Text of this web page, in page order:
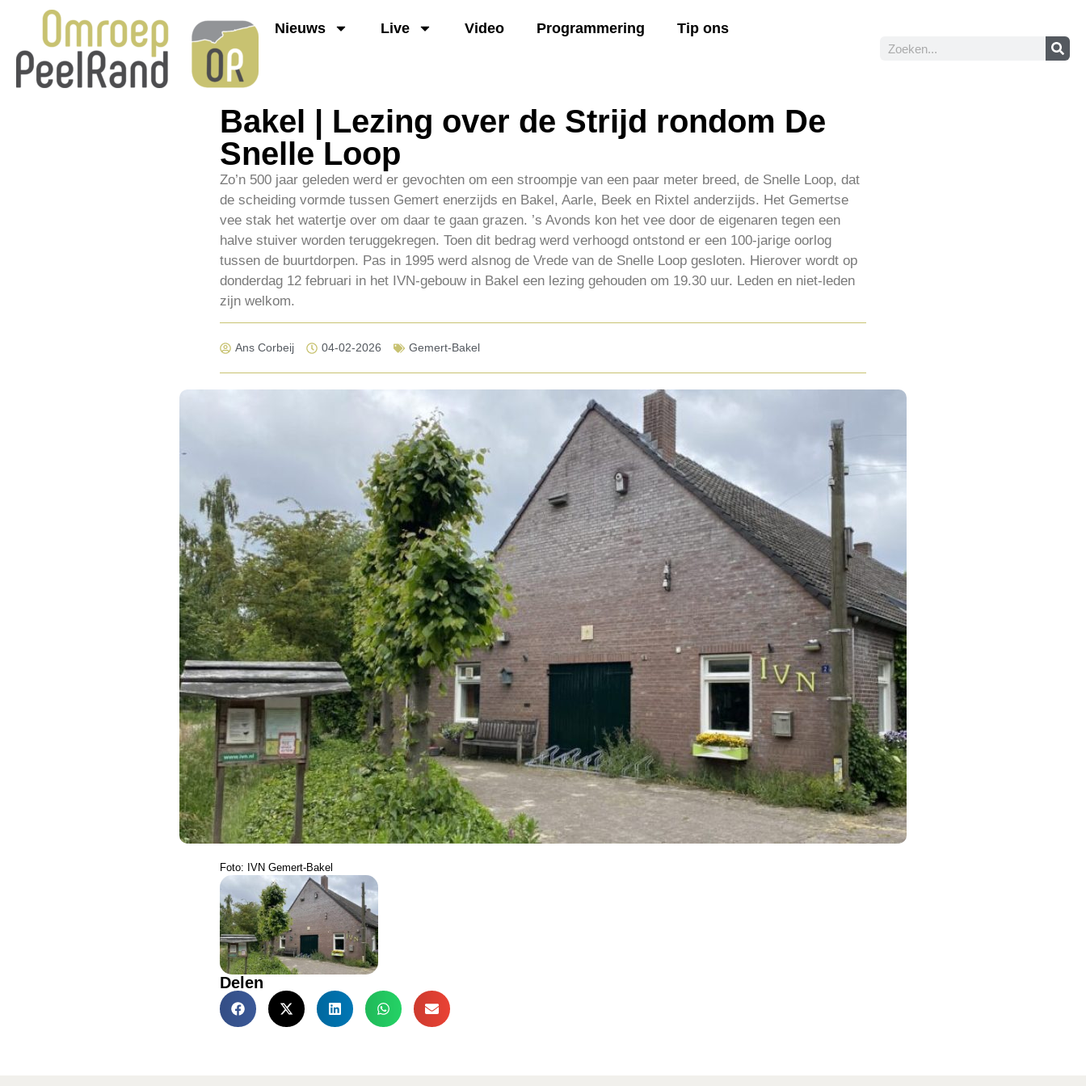
Nieuws Live Video Programmering Tip ons
Bakel | Lezing over de Strijd rondom De
Snelle Loop
Zo’n 500 jaar geleden werd er gevochten om een stroompje van een paar meter breed, de Snelle Loop, dat
de scheiding vormde tussen Gemert enerzijds en Bakel, Aarle, Beek en Rixtel anderzijds. Het Gemertse
vee stak het watertje over om daar te gaan grazen. ’s Avonds kon het vee door de eigenaren tegen een
halve stuiver worden teruggekregen. Toen dit bedrag werd verhoogd ontstond er een 100-jarige oorlog
tussen de buurtdorpen. Pas in 1995 werd alsnog de Vrede van de Snelle Loop gesloten. Hierover wordt op
donderdag 12 februari in het IVN-gebouw in Bakel een lezing gehouden om 19.30 uur. Leden en niet-leden
zijn welkom.
Ans Corbeij 04-02-2026 Gemert-Bakel
Foto: IVN Gemert-Bakel
Delen